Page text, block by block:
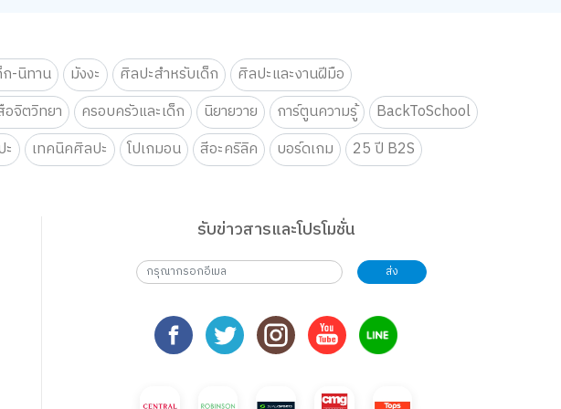
-นิทาน มังงะ ศิลปะสำหรับเด็ก
ศิลปะและงานฝีมือ
จิตวิทยา ครอบครัวและเด็ก นิยายวาย การ์ตูนความรู้
BackToSchool
เทคนิคศิลปะ โปเกมอน สีอะคริลิค บอร์ดเกม 25 ปี B2S
รับข่าวสารและโปรโมชั่น
ส่ง